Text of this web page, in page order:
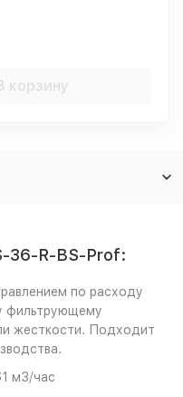
корзину
36-R-BS-Prof:
по расходу
фильтрующему
жесткости. Подходит
м3/час